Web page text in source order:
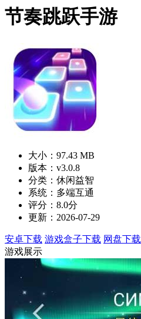
节奏跳跃手游
大小：97.43 MB
版本：v3.0.8
分类：休闲益智
系统：多端互通
评分：8.0分
更新：2026-07-29
安卓下载 游戏盒子下载 网盘下载
游戏展示